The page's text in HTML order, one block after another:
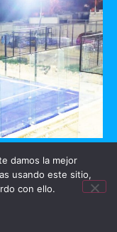
damos la mejor
usando este sitio,
con ello.